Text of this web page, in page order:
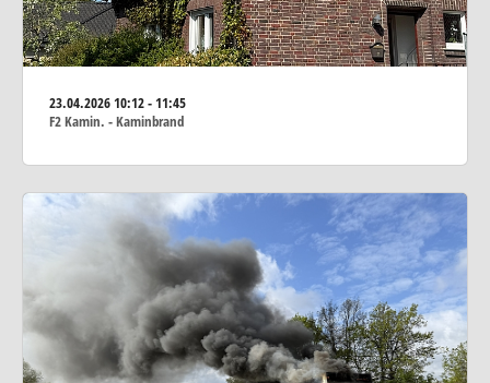
23.04.202610:12 - 11:45
F2 Kamin. - Kaminbrand